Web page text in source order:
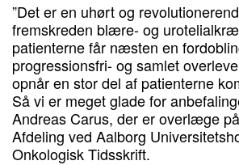
”Det er en uhørt og
fremskreden blære- og
patienterne får næsten en
progressionsfri- og samlet
opnår en stor del af patienterne
Så vi er meget glade for
Andreas Carus, der er overlæge
Afdeling ved Aalborg
Onkologisk Tidsskrift.